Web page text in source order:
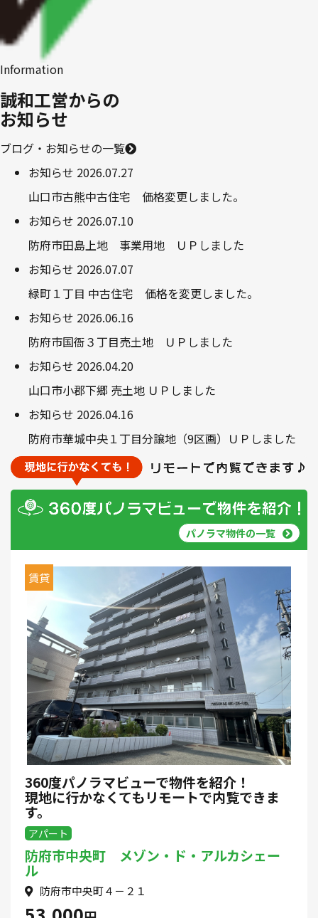
Information
誠和工営からの
お知らせ
ブログ・お知らせの一覧
お知らせ 2026.07.27
山口市古熊中古住宅 価格変更しました。
お知らせ 2026.07.10
防府市田島上地 事業用地 ＵＰしました
お知らせ 2026.07.07
緑町１丁目 中古住宅 価格を変更しました。
お知らせ 2026.06.16
防府市国衙３丁目売土地 ＵＰしました
お知らせ 2026.04.20
山口市小郡下郷 売土地 ＵＰしました
お知らせ 2026.04.16
防府市華城中央１丁目分譲地（9区画）ＵＰしました
パノラマ物件の一覧
賃貸
360度パノラマビューで物件を紹介！
現地に行かなくてもリモートで内覧できま
す。
アパート
防府市中央町 メゾン・ド・アルカシェー
ル
防府市中央町４－２１